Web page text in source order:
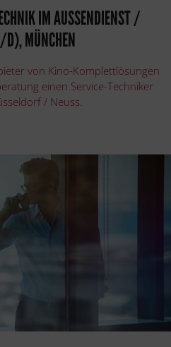
IM AUSSENDIENST / 2
MÜNCHEN
von Kino-Komplettlösungen
einen Service-Techniker
/ Neuss.